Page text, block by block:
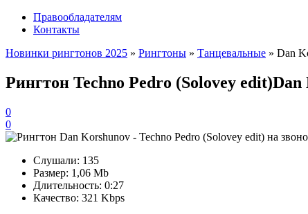
Правообладателям
Контакты
Новинки рингтонов 2025 » Рингтоны » Танцевальные » Dan
Рингтон Techno Pedro (Solovey edit)Dan
0
0
Слушали: 135
Размер: 1,06 Mb
Длительность: 0:27
Качество: 321 Kbps